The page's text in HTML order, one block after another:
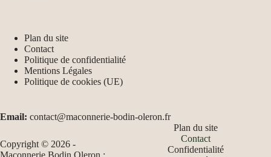
Plan du site
Contact
Politique de confidentialité
Mentions Légales
Politique de cookies (UE)
Email: contact@maconnerie-bodin-oleron.fr
Copyright © 2026 -
Maconnerie Bodin Oleron :
Plan du site
Contact
Confidentialité